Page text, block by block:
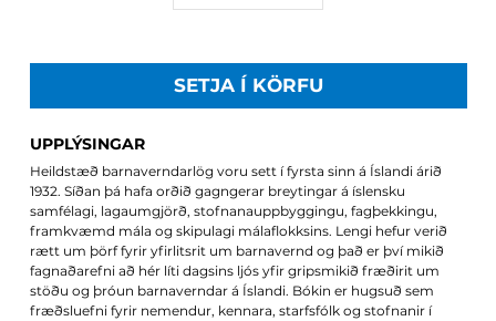
SETJA Í KÖRFU
UPPLÝSINGAR
Heildstæð barnaverndarlög voru sett í fyrsta sinn á Íslandi árið
1932. Síðan þá hafa orðið gagngerar breytingar á íslensku
samfélagi, lagaumgjörð, stofnanauppbyggingu, fagþekkingu,
framkvæmd mála og skipulagi málaflokksins. Lengi hefur verið
rætt um þörf fyrir yfirlitsrit um barnavernd og það er því mikið
fagnaðarefni að hér líti dagsins ljós yfir gripsmikið fræðirit um
stöðu og þróun barnaverndar á Íslandi. Bókin er hugsuð sem
fræðsluefni fyrir nemendur, kennara, starfsfólk og stofnanir í